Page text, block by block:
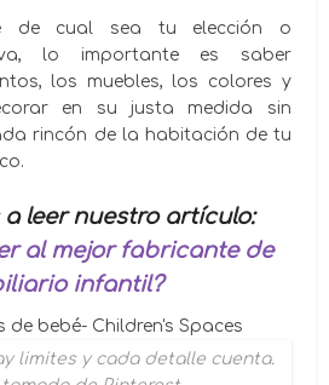
de cual sea tu elección o
lo importante es saber
los muebles, los colores y
en su justa medida sin
rincón de la habitación de tu
a leer nuestro artículo:
al mejor fabricante de
infantil?
limites y cada detalle cuenta.